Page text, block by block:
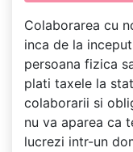
Colaborarea cu
inca de la
persoana fizica
plati taxele la
colaborarii si
nu va aparea ca
lucrezi intr-un